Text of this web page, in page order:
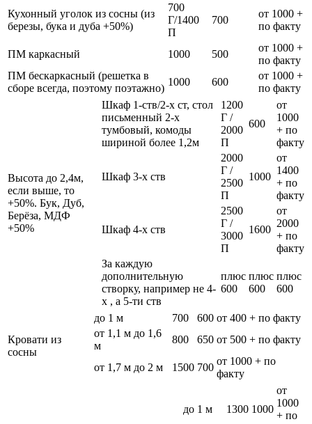
Кухонный уголок из сосны (из
березы, бука и дуба +50%)
700
Г/1400
П
700
от 1000 +
по факту
ПМ каркасный 1000 500
от 1000 +
по факту
ПМ бескаркасный (решетка в
сборе всегда, поэтому поэтажно)
1000 600
от 1000 +
по факту
Высота до 2,4м,
если выше, то
+50%. Бук, Дуб,
Берёза, МДФ
+50%
Шкаф 1-ств/2-х ст, стол
письменный 2-х
тумбовый, комоды
шириной более 1,2м
1200
Г /
2000
П
600
от
1000
+ по
факту
Шкаф 3-х ств
2000
Г /
2500
П
1000
от
1400
+ по
факту
Шкаф 4-х ств
2500
Г /
3000
П
1600
от
2000
+ по
факту
За каждую
дополнительную
створку, например не 4-
х , а 5-ти ств
плюс
600
плюс
600
плюс
600
Кровати из
сосны
до 1 м 700 600 от 400 + по факту
от 1,1 м до 1,6
м
800 650 от 500 + по факту
от 1,7 м до 2 м 1500 700
от 1000 + по
факту
до 1 м 1300 1000
от
1000
+ по